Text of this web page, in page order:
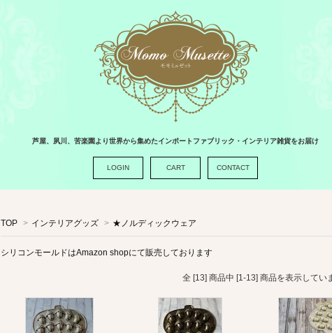
芦屋、夙川、苦楽園より世界から集めたインポートファブリック・インテリア雑貨をお届け
LOGIN CART CONTACT
TOP > インテリアグッズ > ★ノルディックウェア
シリコンモールドはAmazon shopにて販売しております
全 [13] 商品中 [1-13] 商品を表示してい